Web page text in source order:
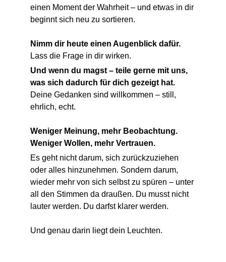
einen Moment der Wahrheit – und etwas in dir
beginnt sich neu zu sortieren.
Nimm dir heute einen Augenblick dafür.
Lass die Frage in dir wirken.
Und wenn du magst – teile gerne mit uns,
was sich dadurch für dich gezeigt hat.
Deine Gedanken sind willkommen – still,
ehrlich, echt.
Weniger Meinung, mehr Beobachtung.
Weniger Wollen, mehr Vertrauen.
Es geht nicht darum, sich zurückzuziehen
oder alles hinzunehmen. Sondern darum,
wieder mehr von sich selbst zu spüren – unter
all den Stimmen da draußen. Du musst nicht
lauter werden. Du darfst klarer werden.
Und genau darin liegt dein Leuchten.